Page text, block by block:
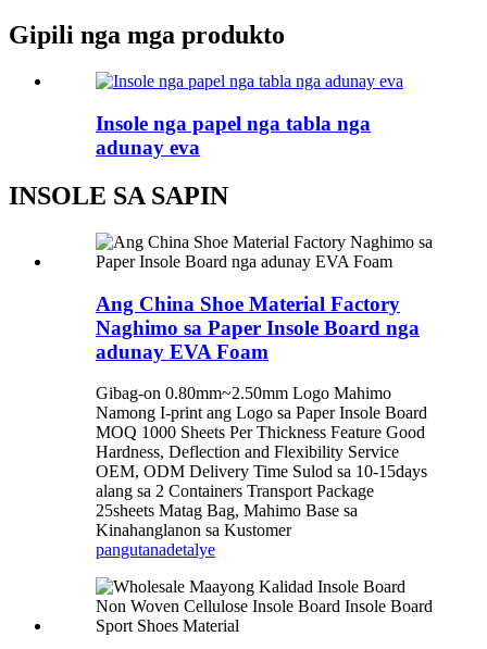
Gipili nga mga produkto
Insole nga papel nga tabla nga
adunay eva
INSOLE SA SAPIN
Ang China Shoe Material Factory
Naghimo sa Paper Insole Board nga
adunay EVA Foam
Gibag-on 0.80mm~2.50mm Logo Mahimo
Namong I-print ang Logo sa Paper Insole Board
MOQ 1000 Sheets Per Thickness Feature Good
Hardness, Deflection and Flexibility Service
OEM, ODM Delivery Time Sulod sa 10-15days
alang sa 2 Containers Transport Package
25sheets Matag Bag, Mahimo Base sa
Kinahanglanon sa Kustomer
pangutanadetalye